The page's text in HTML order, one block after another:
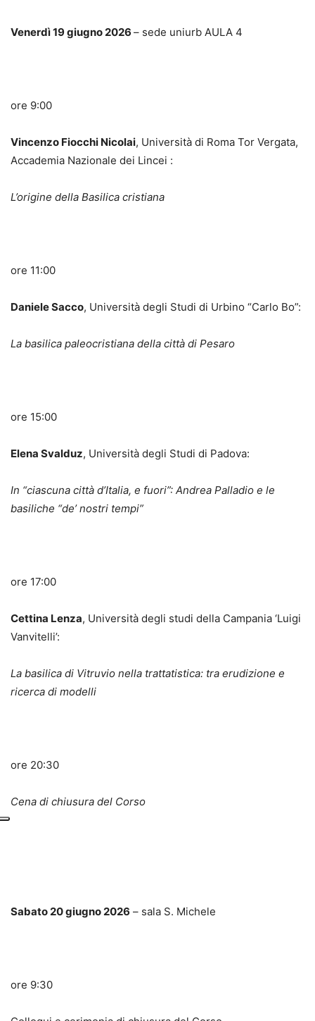
Venerdì 19 giugno 2026 – sede uniurb AULA 4
ore 9:00
Vincenzo Fiocchi Nicolai, Università di Roma Tor Vergata,
Accademia Nazionale dei Lincei :
L’origine della Basilica cristiana
ore 11:00
Daniele Sacco, Università degli Studi di Urbino “Carlo Bo”:
La basilica paleocristiana della città di Pesaro
ore 15:00
Elena Svalduz, Università degli Studi di Padova:
In “ciascuna città d’Italia, e fuori”: Andrea Palladio e le
basiliche “de’ nostri tempi”
ore 17:00
Cettina Lenza, Università degli studi della Campania ‘Luigi
Vanvitelli’:
La basilica di Vitruvio nella trattatistica: tra erudizione e
ricerca di modelli
ore 20:30
Cena di chiusura del Corso
Sabato 20 giugno 2026 – sala S. Michele
ore 9:30